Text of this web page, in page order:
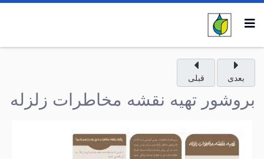
قبلی بعدی
بروشور تهیه نقشه مخاطرات زلزله